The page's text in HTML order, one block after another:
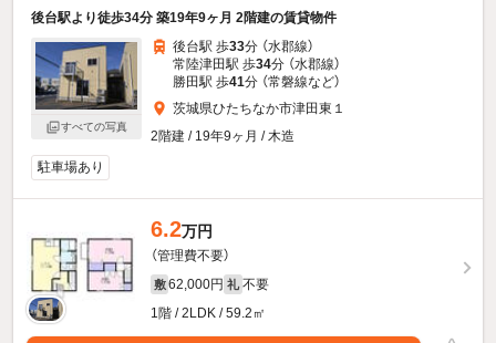
後台駅より徒歩34分 築19年9ヶ月 2階建の賃貸物件
すべての写真
後台駅 歩33分 （水郡線）
常陸津田駅 歩34分 （水郡線）
勝田駅 歩41分 （常磐線など）
茨城県ひたちなか市津田東１
2階建 / 19年9ヶ月 / 木造
駐車場あり
6.2万円
（管理費不要）
敷 62,000円 礼 不要
1階 / 2LDK / 59.2㎡